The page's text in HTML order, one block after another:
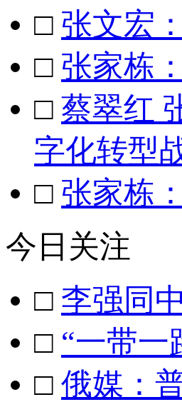
□ 张文宏
□ 张家栋
□ 蔡翠红
字化转型
□ 张家栋
今日关注
□ 李强同
□ “一带一
□ 俄媒：